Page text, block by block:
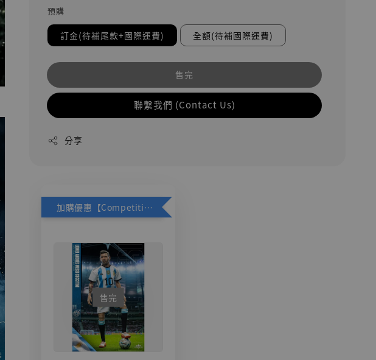
預購
訂金(待補尾款+國際運費) 全額(待補國際運費)
售完
聯繫我們 (Contact Us)
分享
加購優惠【Competitive Toys 梅西 [CM001]】
售完